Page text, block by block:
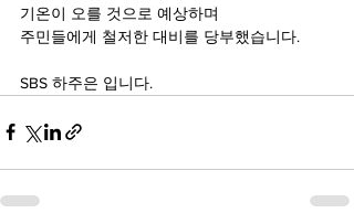
기온이 오를 것으로 예상하며
주민들에게 철저한 대비를 당부했습니다.
SBS 하주은 입니다.